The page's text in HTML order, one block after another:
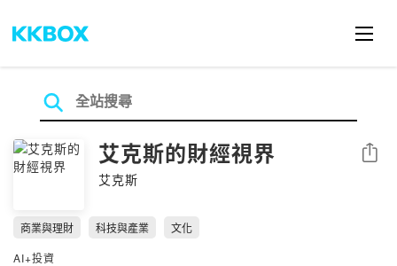
艾克斯的財經視界
艾克斯
分享
商業與理財 科技與產業
文化
AI+投資